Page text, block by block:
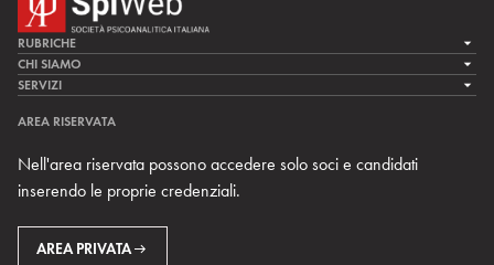
RUBRICHE
LA CURA
LA RICERCA
MULTIMEDIA
CHI SIAMO
LA SPI
TEAM DI SPIWEB
CONTATTI
RIVISTE
SERVIZI
ARCHIVIO STORICO
AREA RISERVATA
Nell'area riservata possono accedere solo soci e candidati
inserendo le proprie credenziali.
AREA PRIVATA